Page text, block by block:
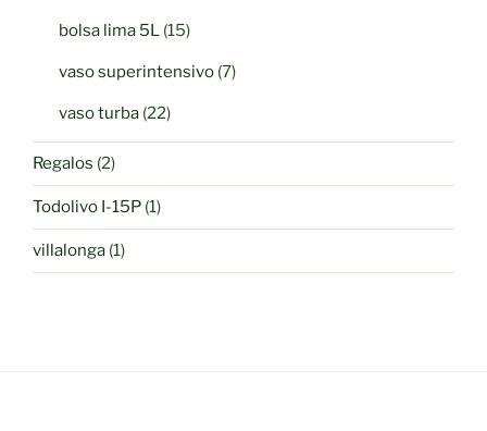
bolsa lima 5L 1515
vaso superintensivo 77
vaso turba 2222
productos
Regalos 22
productos
Todolivo I-15P 11
producto
villalonga 11
producto